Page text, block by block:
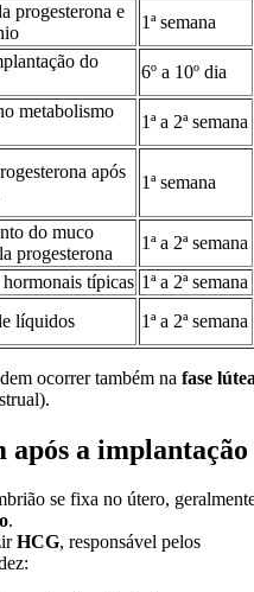
progesterona e
1ª semana
do
6º a 10º dia
metabolismo
1ª a 2ª semana
após
1ª semana
do muco
progesterona
1ª a 2ª semana
típicas 1ª a 2ª semana
líquidos 1ª a 2ª semana
ocorrer também nafase
após a implantação
se fixa no útero,
.
HCG, responsável pelos